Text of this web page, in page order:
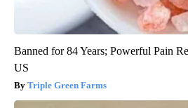
Banned for 84 Years; Powerful Pain
US
Triple Green Farms